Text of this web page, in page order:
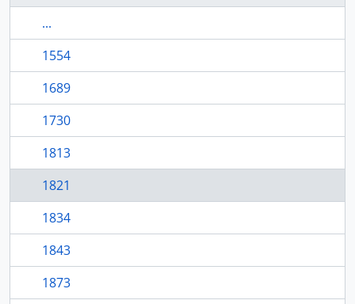
...
1554
1689
1730
1813
1821
1834
1843
1873